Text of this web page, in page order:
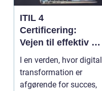
ITIL 4
Certificering:
Vejen til effektiv IT-
service
management
I en verden, hvor digital
transformation er
afgørende for succes,